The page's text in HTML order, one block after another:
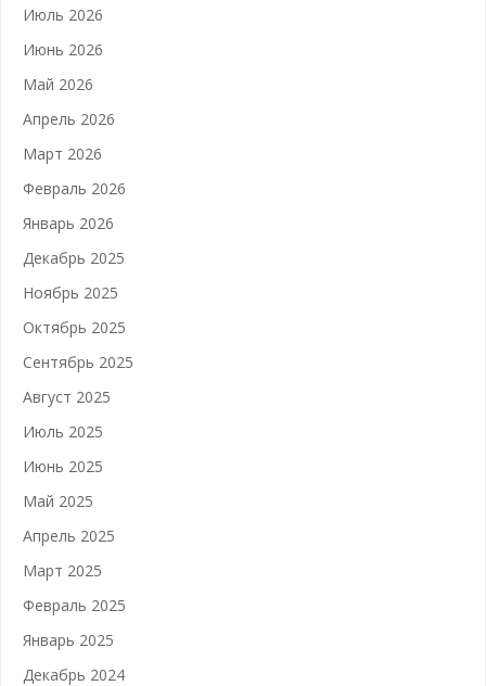
Июль 2026
Июнь 2026
Май 2026
Апрель 2026
Март 2026
Февраль 2026
Январь 2026
Декабрь 2025
Ноябрь 2025
Октябрь 2025
Сентябрь 2025
Август 2025
Июль 2025
Июнь 2025
Май 2025
Апрель 2025
Март 2025
Февраль 2025
Январь 2025
Декабрь 2024